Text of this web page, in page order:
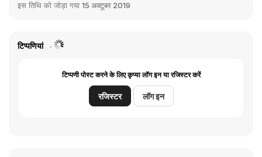
इस तिथि को जोड़ा गया 15 अक्टूबर 2019
टिप्पणियां
टिप्पणी पोस्ट करने के लिए कृप्या लॉग इन या रजिस्टर करें
रजिस्टर लॉग इन